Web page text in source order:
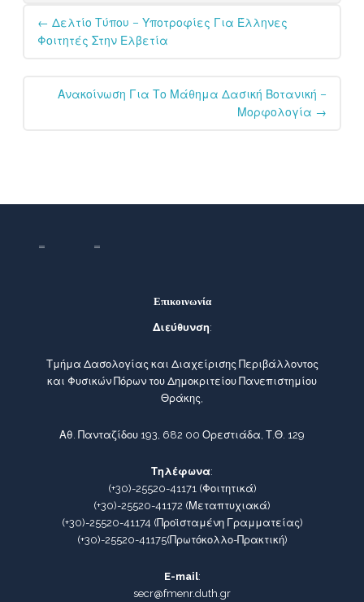
Post
navigation
← Δελτίο Τύπου – Υποτροφίες Για Έλληνες
Φοιτητές Στην Ελβετία
Ανακοίνωση Για Το Μάθημα Δασική Βοτανική –
Μορφολογία →
Επικοινωνία
Διεύθυνση:
Τμήμα Δασολογίας και Διαχείρισης Περιβάλλοντος
και Φυσικών Πόρων του Δημοκριτείου Πανεπιστημίου
Θράκης,
Αθ. Πανταζίδου 193, 682 00 Ορεστιάδα, Τ.Θ. 129
Τηλέφωνα:
(+30)-25520-41171(Φοιτητικά)
(+30)-25520-41172 (Μεταπτυχιακά)
(+30)-25520-41174 (Προϊσταμένη Γραμματείας)
(+30)-25520-41175(Πρωτόκολλο-Πρακτική)
E-mail:
secr@fmenr.duth.gr